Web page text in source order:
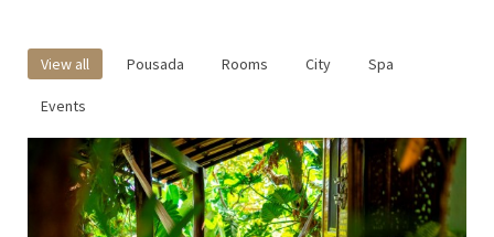
View all Pousada Rooms City Spa
Events